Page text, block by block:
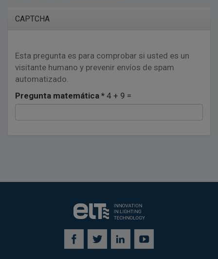
CAPTCHA
Esta pregunta es para comprobar si usted es un
visitante humano y prevenir envíos de spam
automatizado.
Pregunta matemática * 4 + 9 =